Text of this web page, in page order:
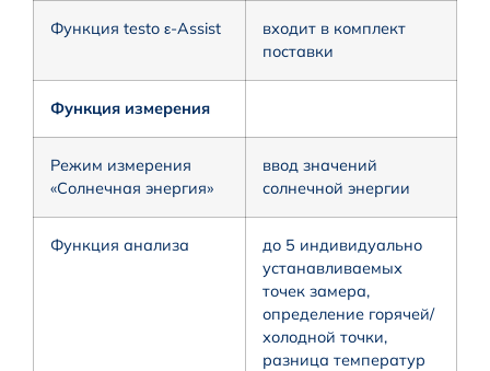
Функция testo ε-Assist
входит в комплект
поставки
Функция измерения
Режим измерения
«Солнечная энергия»
ввод значений
солнечной энергии
Функция анализа
до 5 индивидуально
устанавливаемых
точек замера,
определение горячей/
холодной точки,
разница температур